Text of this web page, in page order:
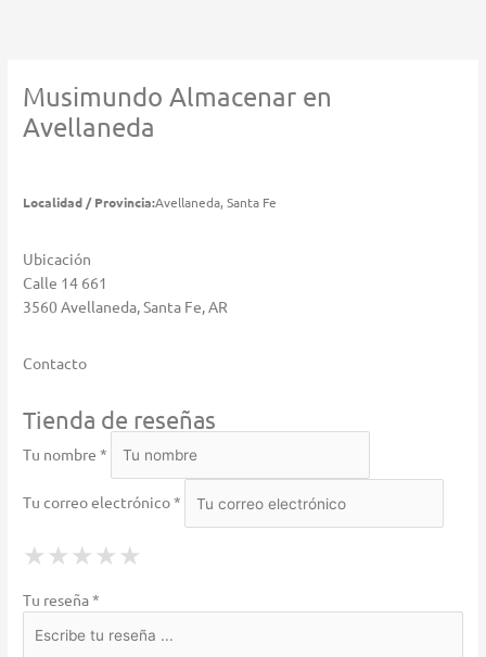
MusimundoAlmacenar en
Avellaneda
Localidad / Provincia:Avellaneda, Santa Fe
Ubicación
Calle 14 661
3560 Avellaneda, Santa Fe, AR
Contacto
Tienda de reseñas
Tu nombre *
Tu correo electrónico *
★ 1 Star
★ ★ 2 Stars
★ ★ ★ 3 Stars
★ ★ ★ ★ 4 Stars
★ ★ ★ ★ ★
Tu reseña *